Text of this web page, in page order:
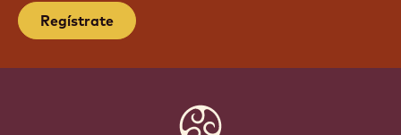
Regístrate